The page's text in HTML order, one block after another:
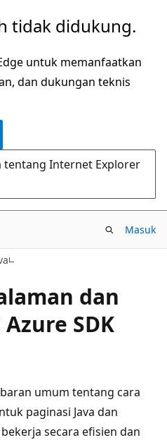
tidak didukung.
untuk memanfaatkan
dan dukungan teknis
Internet Explorer
Masuk
dan
SDK
umum tentang cara
paginasi Java dan
secara efisien dan